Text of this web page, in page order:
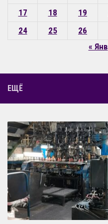
17 18 19
24
25 26
« Янв
ЕЩЁ